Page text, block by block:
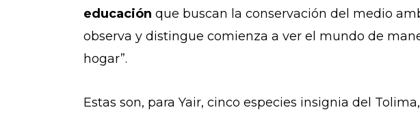
educación que buscan la conservación del medio
observa y distingue comienza a ver el mundo de
hogar”.
Estas son, para Yair, cinco especies insignia del